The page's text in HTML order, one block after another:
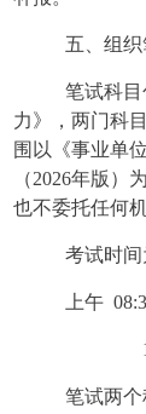
五、组
笔试科
力》，两门科
围以《事业单
（2026年版
也不委托任何
考试时间
上午
笔试两